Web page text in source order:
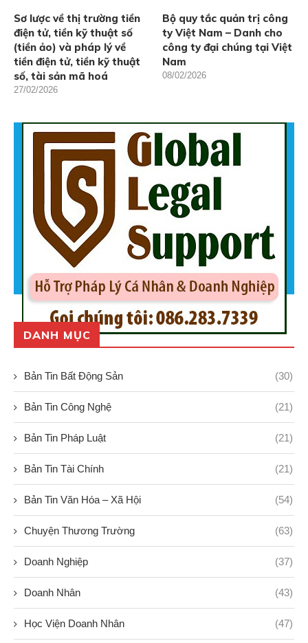
Sơ lược về thị trường tiền
điện tử, tiền kỹ thuật số
(tiền ảo) và pháp lý về
tiền điện tử, tiền kỹ thuật
số, tài sản mã hoá
27/02/2026
Bộ quy tắc quản trị công
ty Việt Nam – Danh cho
công ty đại chúng tại Việt
Nam
08/02/2026
DANH MỤC
Bản Tin Bất Động Sản (30)
Bản Tin Công Nghệ (21)
Bản Tin Pháp Luật (21)
Bản Tin Tài Chính (21)
Bản Tin Văn Hóa – Xã Hội (54)
Chuyện Thương Trường (63)
Doanh Nghiệp (37)
Doanh Nhân (43)
Học Viện Doanh Nhân (47)